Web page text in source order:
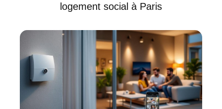
logement social à Paris